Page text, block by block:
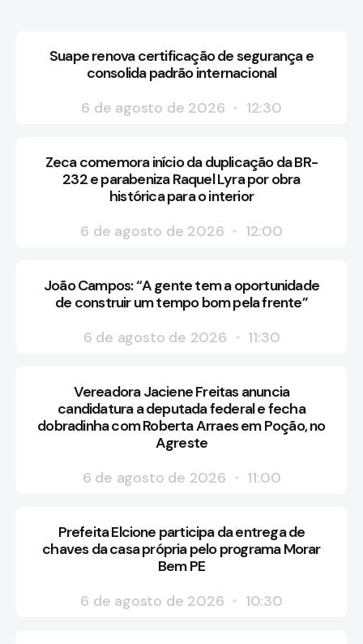
Suape renova certificação de segurança e
consolida padrão internacional
6 de agosto de 2026
12:30
Zeca comemora início da duplicação da BR-
232 e parabeniza Raquel Lyra por obra
histórica para o interior
6 de agosto de 2026
12:00
João Campos: “A gente tem a oportunidade
de construir um tempo bom pela frente”
6 de agosto de 2026
11:30
Vereadora Jaciene Freitas anuncia
candidatura a deputada federal e fecha
dobradinha com Roberta Arraes em Poção, no
Agreste
6 de agosto de 2026
11:00
Prefeita Elcione participa da entrega de
chaves da casa própria pelo programa Morar
Bem PE
6 de agosto de 2026
10:30